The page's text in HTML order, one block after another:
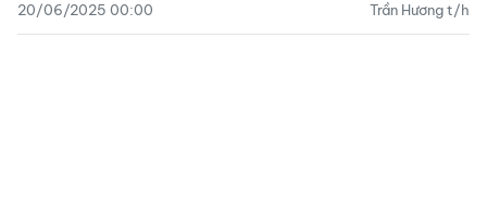
20/06/2025 00:00 Trần Hương t/h